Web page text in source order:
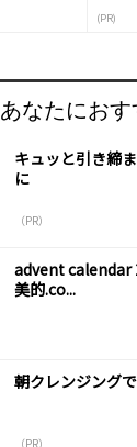
(PR)
あなたにおす
キュッと引き締
に
（PR）
advent calendar
美的.co...
朝クレンジング
（PR）